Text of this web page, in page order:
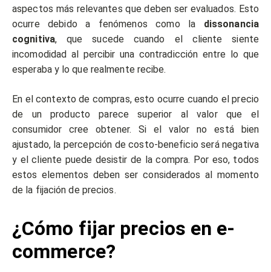
aspectos más relevantes que deben ser evaluados. Esto
ocurre debido a fenómenos como la dissonancia
cognitiva, que sucede cuando el cliente siente
incomodidad al percibir una contradicción entre lo que
esperaba y lo que realmente recibe.
En el contexto de compras, esto ocurre cuando el precio
de un producto parece superior al valor que el
consumidor cree obtener. Si el valor no está bien
ajustado, la percepción de costo-beneficio será negativa
y el cliente puede desistir de la compra. Por eso, todos
estos elementos deben ser considerados al momento
de la fijación de precios.
¿Cómo fijar precios en e-
commerce?